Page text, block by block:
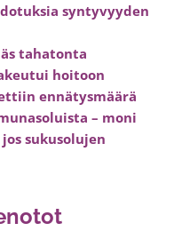
syntyvyyden
tahatonta
hoitoon
ennätysmäärä
– moni
sukusolujen